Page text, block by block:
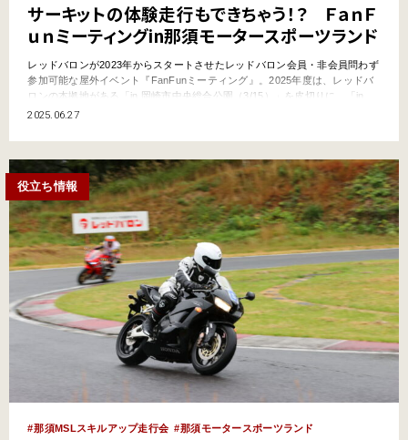
サーキットの体験走行もできちゃう！？ ＦａｎＦ
ｕｎミーティングin那須モータースポーツランド
レッドバロンが2023年からスタートさせたレッドバロン会員・非会員問わず
参加可能な屋外イベント『FanFunミーティング』。2025年度は、レッドバ
ロンの本拠地がある「in 岡崎市中央総合公園（3/15）」を皮切りに、「in
三井寺（大津市 4/19）」、「in徳島（5/24）」と続き、去る6月21日には、
れた。 「in…
2025.06.27
役立ち情報
那須MSLスキルアップ走行会 那須モータースポーツランド